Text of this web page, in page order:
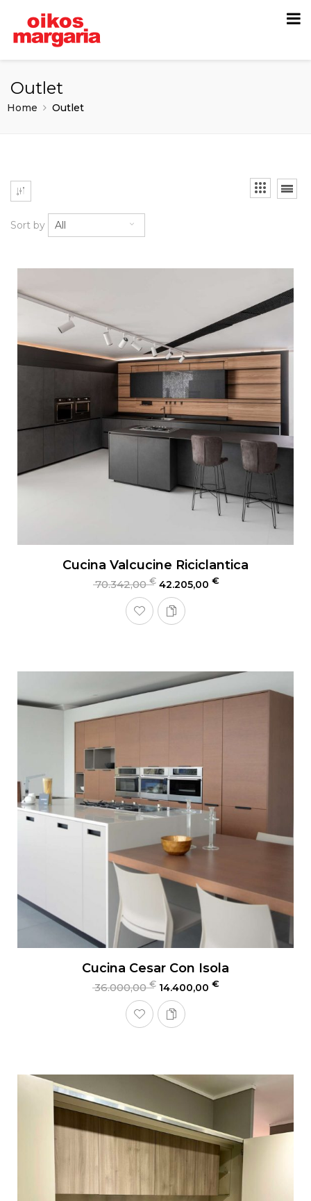
Outlet
Home Outlet
Sort by All
Cucina Valcucine Riciclantica
70.342,00€ 42.205,00 €
Cucina Cesar Con Isola
36.000,00€ 14.400,00 €